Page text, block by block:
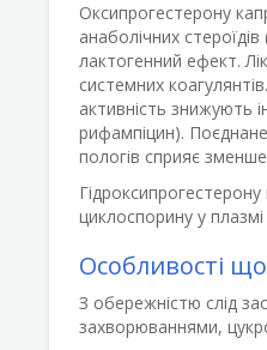
Оксипрогестерону
анаболічних
лактогенний ефект.
системних
активність знижують
рифампіцин).
пологів сприяє
циклоспорину у
Особливості
З обережністю слід
захворюваннями,